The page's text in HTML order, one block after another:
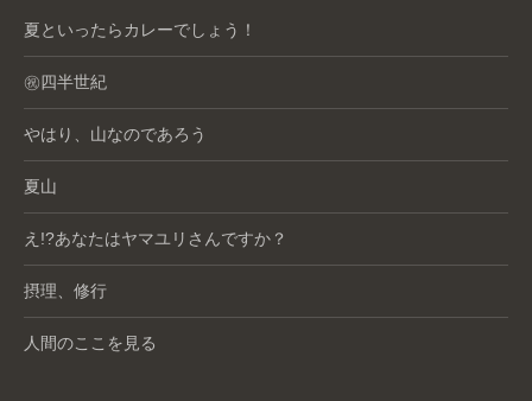
夏といったらカレーでしょう！
㊗️四半世紀
やはり、山なのであろう
夏山
え!?あなたはヤマユリさんですか？
摂理、修行
人間のここを見る